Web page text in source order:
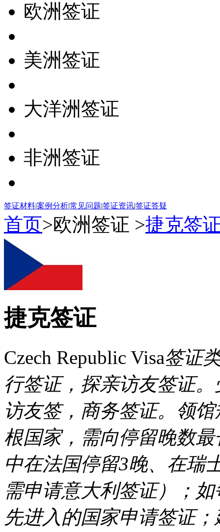
欧洲签证
美洲签证
大洋洲签证
非洲签证
签证材料|案例分析|常见问题|签证资讯|签证答疑
首页>欧洲签证 >捷克签
捷克签证
Czech Republic Visa签证
行签证，探亲访友签证
访友签，商务签证。领
根国家，需向停留晚数
中在法国停留3晚、在瑞
需申请意大利签证）；
先进入的国家申请签证